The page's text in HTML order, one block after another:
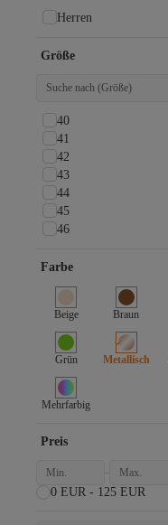
Herren
Größe
40
41
42
43
44
45
46
Farbe
Beige Braun
Grün Metallisch
Mehrfarbig
Preis
0 EUR - 125 EUR